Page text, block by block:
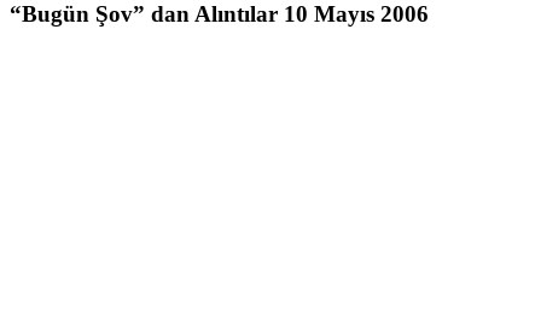
“Bugün Şov” dan Alıntılar 10 Mayıs 2006